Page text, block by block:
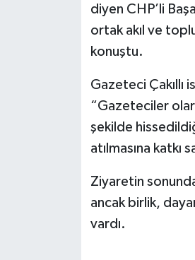
diyen CHP’li
ortak akıl ve
konuştu.
Gazeteci Çakıllı
“Gazeteciler
şekilde
atılmasına katkı
Ziyaretin sonunda
ancak birlik,
vardı.